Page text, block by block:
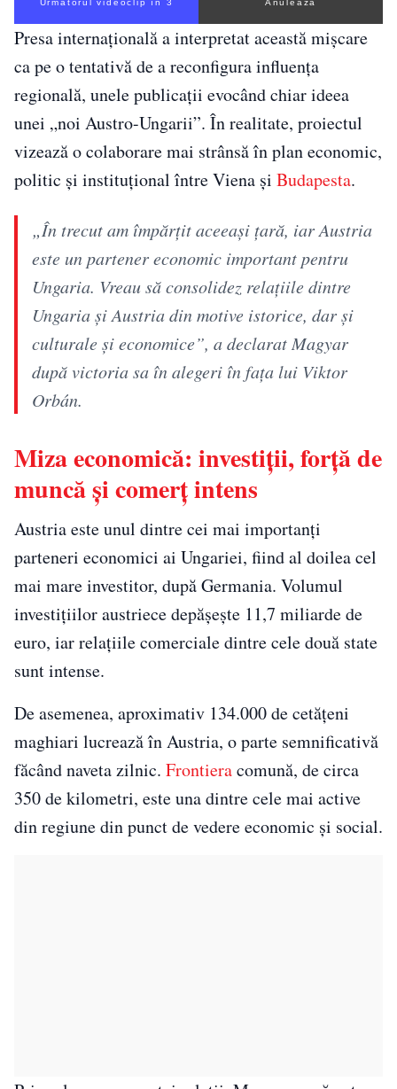
Următorul videoclip în 2 Anulează
Presa internațională a interpretat această mișcare
ca pe o tentativă de a reconfigura influența
regională, unele publicații evocând chiar ideea
unei „noi Austro-Ungarii”. În realitate, proiectul
vizează o colaborare mai strânsă în plan economic,
politic și instituțional între Viena și Budapesta.
„În trecut am împărțit aceeași țară, iar Austria
este un partener economic important pentru
Ungaria. Vreau să consolidez relațiile dintre
Ungaria și Austria din motive istorice, dar și
culturale și economice”, a declarat Magyar
după victoria sa în alegeri în fața lui Viktor
Orbán.
Miza economică: investiții, forță de
muncă și comerț intens
Austria este unul dintre cei mai importanți
parteneri economici ai Ungariei, fiind al doilea cel
mai mare investitor, după Germania. Volumul
investițiilor austriece depășește 11,7 miliarde de
euro, iar relațiile comerciale dintre cele două state
sunt intense.
De asemenea, aproximativ 134.000 de cetățeni
maghiari lucrează în Austria, o parte semnificativă
făcând naveta zilnic. Frontieracomună, de circa
350 de kilometri, este una dintre cele mai active
din regiune din punct de vedere economic și social.